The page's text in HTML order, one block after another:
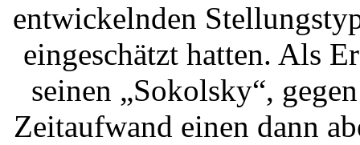
entwickelnden
eingeschätzt hatten. Als
seinen „Sokolsky“,
Zeitaufwand einen dann